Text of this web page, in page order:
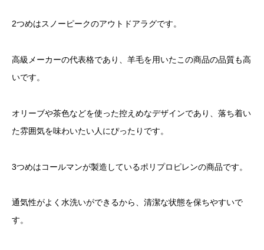
2つめはスノーピークのアウトドアラグです。
高級メーカーの代表格であり、羊毛を用いたこの商品の品質も高
いです。
オリーブや茶色などを使った控えめなデザインであり、落ち着い
た雰囲気を味わいたい人にぴったりです。
3つめはコールマンが製造しているポリプロピレンの商品です。
通気性がよく水洗いができるから、清潔な状態を保ちやすいで
す。